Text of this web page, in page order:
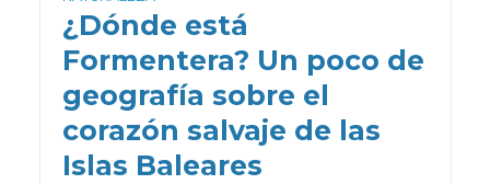
¿Dónde está
Formentera? Un poco de
geografía sobre el
corazón salvaje de las
Islas Baleares